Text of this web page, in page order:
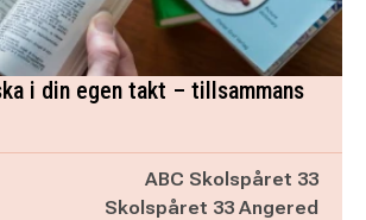
i din egen takt – tillsammans
ABC Skolspåret 33
Skolspåret 33 Angered